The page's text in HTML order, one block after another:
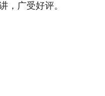
，广受好评。